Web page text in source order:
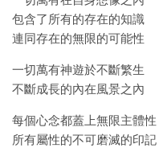
包含了所有的存在的知識
連同存在的無限的可能性
一切萬有神遊於不斷繁生
不斷成長的內在風景之內
每個心念都蓋上無限主體性
所有屬性的不可磨滅的印記